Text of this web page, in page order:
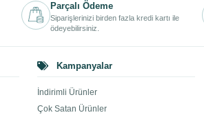
Parçalı Ödeme
Siparişlerinizi birden fazla kredi kartı ile
ödeyebilirsiniz.
Kampanyalar
İndirimli Ürünler
Çok Satan Ürünler